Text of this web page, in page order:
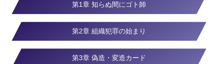
第1章 知らぬ間にゴト師
第2章 組織犯罪の始まり
第3章 偽造・変造カード